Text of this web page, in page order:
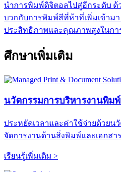
นำการพิมพ์ดิจิตอลไปสู่อีกระดับ ด้
บวกกับการพิมพ์สีที่ห้าที่เพิ่มเข้ามา
ประสิทธิภาพและคุณภาพสูงในกา
ศึกษาเพิ่มเติม
นวัตกรรมการบริหารงานพิม
ประหยัดเวลาและค่าใช้จ่ายด้วยน
จัดการงานด้านสิ่งพิมพ์และเอกสา
เรียนรู้เพิ่มเติม >